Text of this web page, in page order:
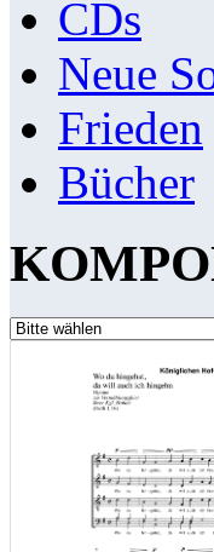
CDs
Neue
Frieden
Bücher